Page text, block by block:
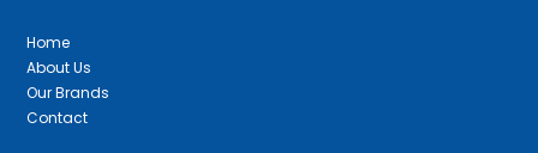
Home
About Us
Our Brands
Contact